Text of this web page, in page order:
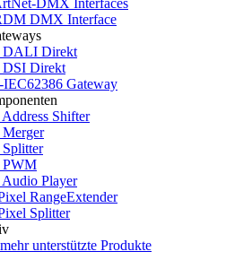
DMX Interfaces
DMX Interface
Direkt
Direkt
Gateway
Shifter
Player
RangeExtender
Splitter
unterstützte Produkte